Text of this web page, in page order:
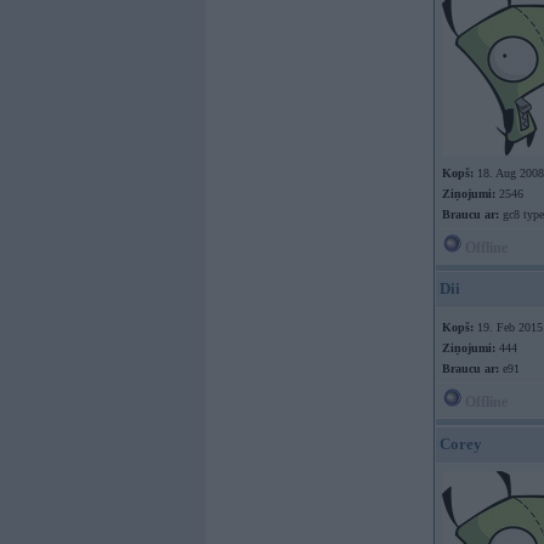
Kopš: 18. Aug 2008
Ziņojumi: 2546
Braucu ar: gc8
Dii
Kopš: 19. Feb 2015
Ziņojumi: 444
Braucu ar: e91
Corey